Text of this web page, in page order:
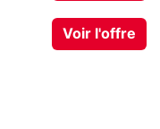
Voir l'offre